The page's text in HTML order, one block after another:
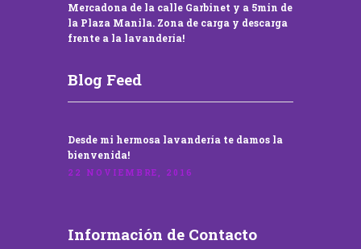
Mercadona de la calle Garbinet y a 5min de
la Plaza Manila. Zona de carga y descarga
frente a la lavandería!
Blog Feed
Desde mi hermosa lavandería te damos la
bienvenida!
22 NOVIEMBRE, 2016
Información de Contacto